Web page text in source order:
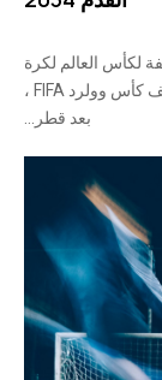
لكأس العالم لكرة
القدم 2034. ثاني دولة في الشرق الأوسط تستضيف كأس وولرد FIFA ،
بعد قطر...